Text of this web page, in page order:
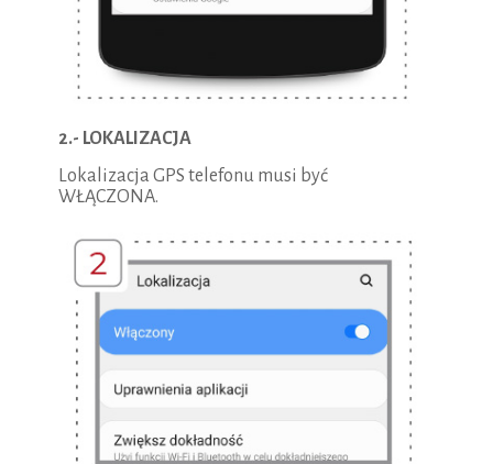
2.- LOKALIZACJA
Lokalizacja GPS telefonu musi być
WŁĄCZONA.